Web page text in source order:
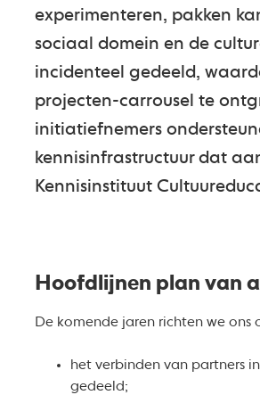
experimenteren, pakken
sociaal domein en de
incidenteel gedeeld,
projecten-carrousel te
initiatiefnemers
kennisinfrastructuur dat
Kennisinstituut
Hoofdlijnen plan van
De komende jaren richten we ons
het verbinden van partners
gedeeld;